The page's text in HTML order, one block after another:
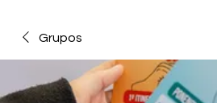
Grupos